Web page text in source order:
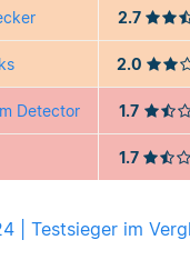
2.7
2.0
Detector 1.7
1.7
| Testsieger im